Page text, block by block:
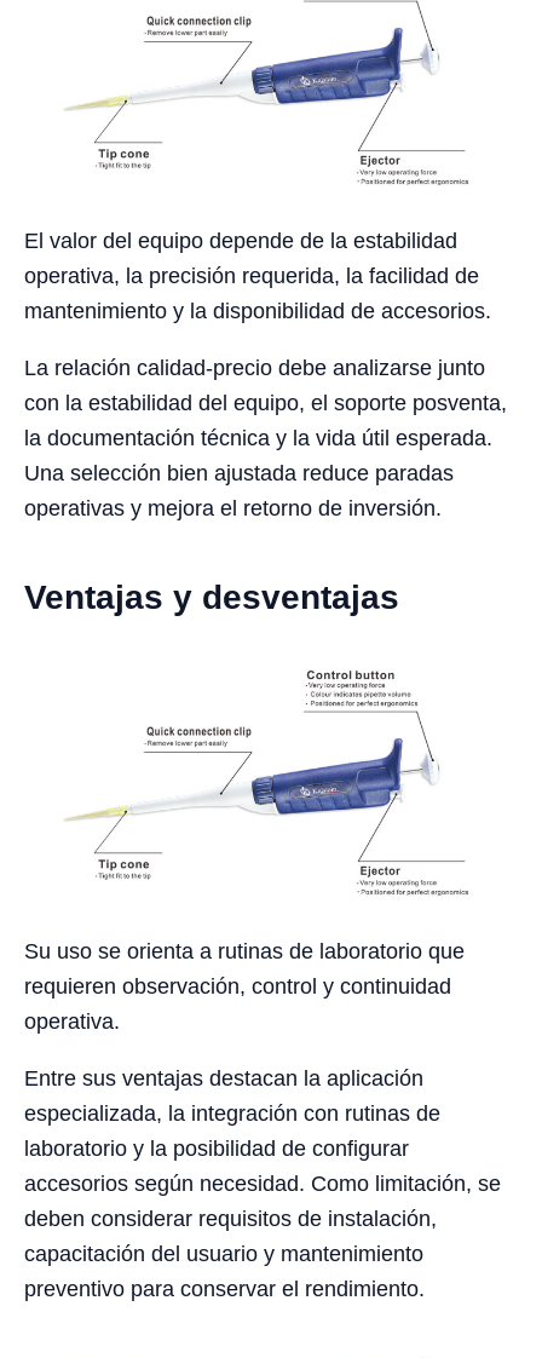
El valor del equipo depende de la estabilidad
operativa, la precisión requerida, la facilidad de
mantenimiento y la disponibilidad de accesorios.
La relación calidad-precio debe analizarse junto
con la estabilidad del equipo, el soporte posventa,
la documentación técnica y la vida útil esperada.
Una selección bien ajustada reduce paradas
operativas y mejora el retorno de inversión.
Ventajas y desventajas
Su uso se orienta a rutinas de laboratorio que
requieren observación, control y continuidad
operativa.
Entre sus ventajas destacan la aplicación
especializada, la integración con rutinas de
laboratorio y la posibilidad de configurar
accesorios según necesidad. Como limitación, se
deben considerar requisitos de instalación,
capacitación del usuario y mantenimiento
preventivo para conservar el rendimiento.